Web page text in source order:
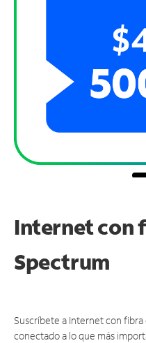
Internet con
Spectrum
Suscríbete a Internet con
conectado a lo que más